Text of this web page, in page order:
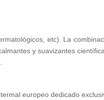
etc). La
y suavizantes
europeo dedicado